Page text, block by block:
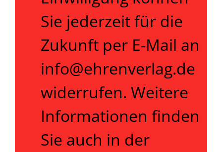
Sie jederzeit für die
Zukunft per E-Mail an
info@ehrenverlag.de
widerrufen. Weitere
Informationen finden
Sie auch in der